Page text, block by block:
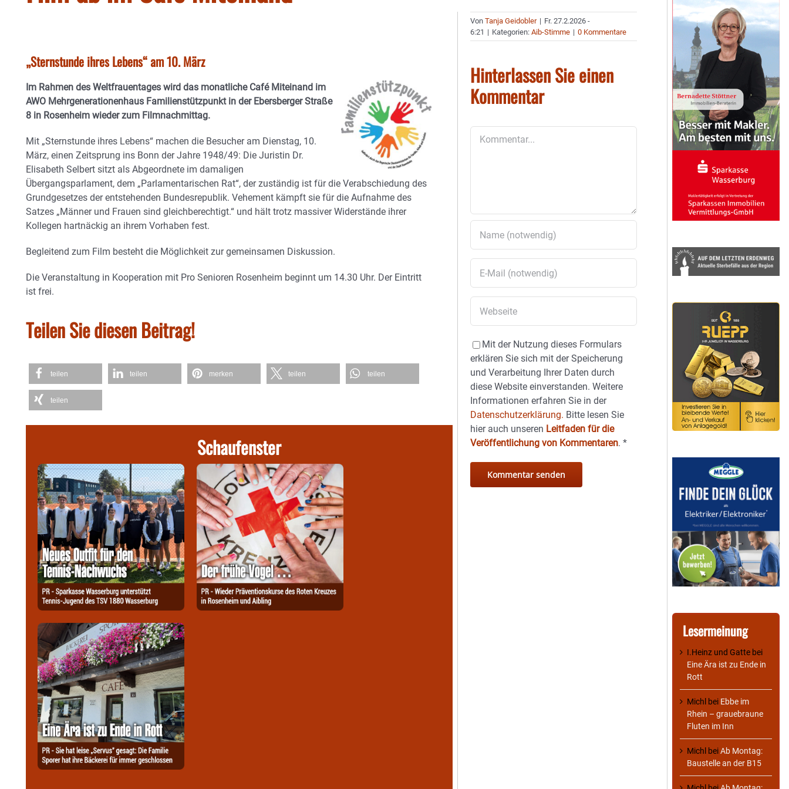
„Sternstunde ihres Lebens“ am 10. März
Im Rahmen des Weltfrauentages wird das monatliche Café Miteinand im
AWO Mehrgenerationenhaus Familienstützpunkt in der Ebersberger Straße
8 in Rosenheim wieder zum Filmnachmittag.
Mit „Sternstunde ihres Lebens“ machen die Besucher am Dienstag, 10.
März, einen Zeitsprung ins Bonn der Jahre 1948/49: Die Juristin Dr.
Elisabeth Selbert sitzt als Abgeordnete im damaligen
Übergangsparlament, dem „Parlamentarischen Rat“, der zuständig ist für die Verabschiedung des
Grundgesetzes der entstehenden Bundesrepublik. Vehement kämpft sie für die Aufnahme des
Satzes „Männer und Frauen sind gleichberechtigt.“ und hält trotz massiver Widerstände ihrer
Kollegen hartnäckig an ihrem Vorhaben fest.
Begleitend zum Film besteht die Möglichkeit zur gemeinsamen Diskussion.
Die Veranstaltung in Kooperation mit Pro Senioren Rosenheim beginnt um 14.30 Uhr. Der Eintritt
ist frei.
Teilen Sie diesen Beitrag!
teilen teilen merken teilen teilen
teilen
Schaufenster
VonTanja Geidobler | Fr. 27.2.2026 -
6:21 | Kategorien:Aib-Stimme | 0 Kommentare
Hinterlassen Sie einen
Kommentar
Mit der Nutzung dieses Formulars
erklären Sie sich mit der Speicherung
und Verarbeitung Ihrer Daten durch
diese Website einverstanden. Weitere
Informationen erfahren Sie in der
Datenschutzerklärung. Bitte lesen Sie
hier auch unseren Leitfaden für die
Veröffentlichung von Kommentaren.*
Lesermeinung
I.Heinz und Gatte bei
Eine Ära ist zu Ende in
Rott
Michl bei Ebbe im
Rhein – grauebraune
Fluten im Inn
Michl beiAb Montag:
Baustelle an der B15